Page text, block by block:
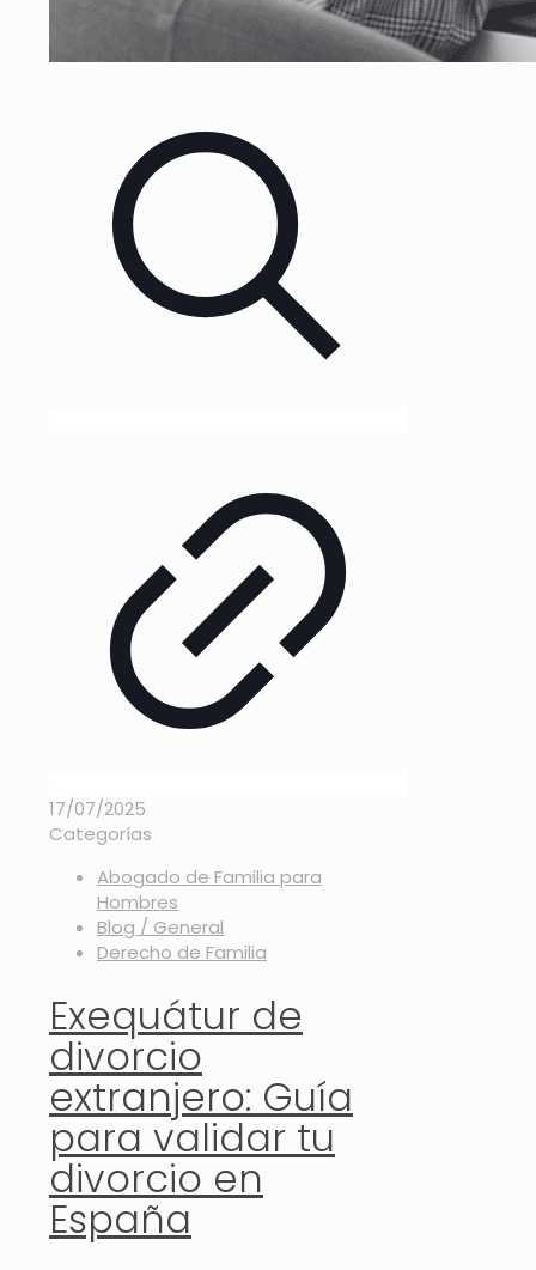
17/07/2025
Categorías
Abogado de Familia para
Hombres
Blog / General
Derecho de Familia
Exequátur de
divorcio
extranjero: Guía
para validar tu
divorcio en
España